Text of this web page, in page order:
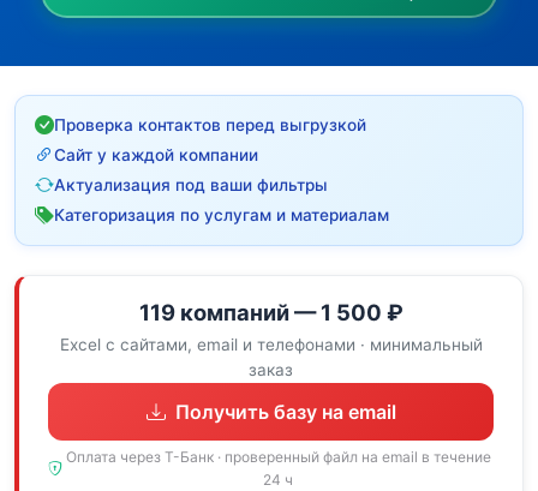
Проверка контактов перед выгрузкой
Сайт у каждой компании
Актуализация под ваши фильтры
Категоризация по услугам и материалам
119 компаний — 1 500 ₽
Excel с сайтами, email и телефонами · минимальный
заказ
Получить базу на email
Оплата через Т-Банк · проверенный файл на email в течение
24 ч